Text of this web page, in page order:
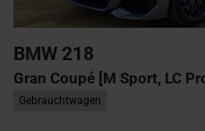
BMW 218
Gran Coupé [M Sport, LC
Gebrauchtwagen